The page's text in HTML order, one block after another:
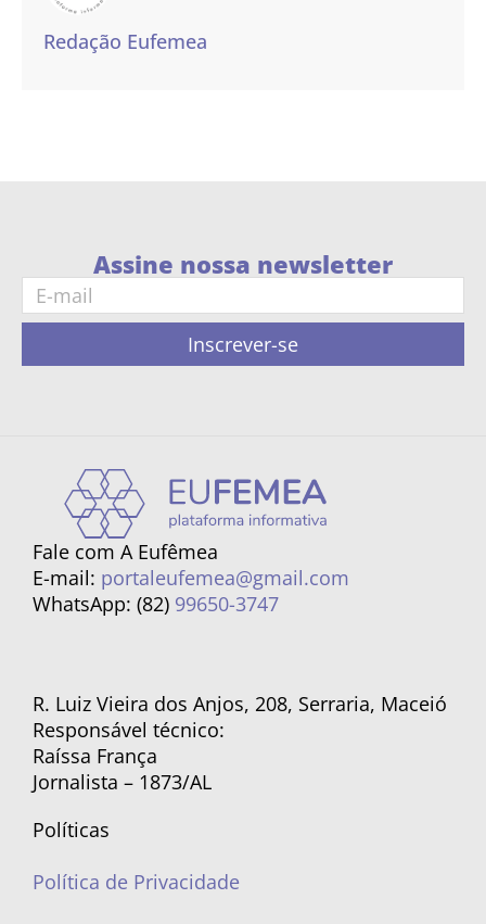
Redação Eufemea
Assine nossa newsletter
Inscrever-se
Fale com A Eufêmea
E-mail: portaleufemea@gmail.com
WhatsApp: (82) 99650-3747
R. Luiz Vieira dos Anjos, 208, Serraria, Maceió
Responsável técnico:
Raíssa França
Jornalista – 1873/AL
Políticas
Política de Privacidade